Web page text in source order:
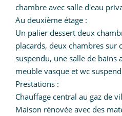
chambre avec salle d'eau
Au deuxième étage :
Un palier dessert deux
placards, deux chambres sur
suspendu, une salle de bains
meuble vasque et wc
Prestations :
Chauffage central au gaz de
Maison rénovée avec des